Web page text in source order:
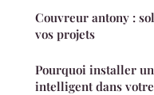
Couvreur antony :
vos projets
Pourquoi installer
intelligent dans